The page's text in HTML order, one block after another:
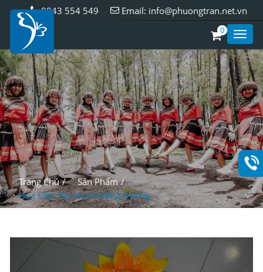
Email: info@phuongtran.net.vn
0943 554 549
0
Styles
Trang Chủ
Sản Phẩm
Hoa Cầm Tay Hoa Hướng Dương